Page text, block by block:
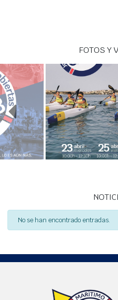
FOTOS Y
No se han encontrado entradas.